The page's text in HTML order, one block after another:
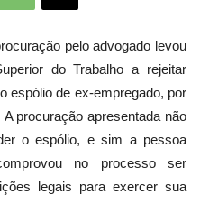
pelo advogado levou
do Trabalho a rejeitar
espólio de ex-empregado, por
procuração apresentada não
o espólio, e sim a pessoa
no processo ser
legais para exercer sua